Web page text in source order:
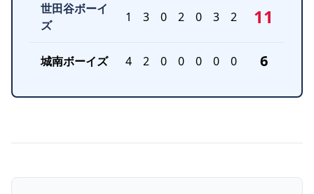
世田谷ボーイ
ズ
1 3 0 2 0 3 2 11
城南ボーイズ 4 2 0 0 0 0 0 6